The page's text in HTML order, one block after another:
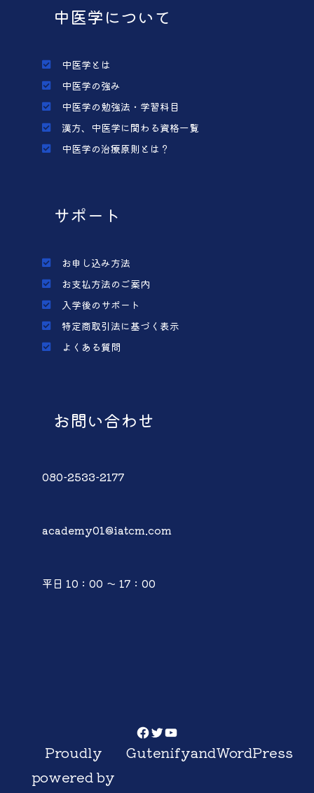
中医学について
中医学とは
中医学の強み
中医学の勉強法・学習科目
漢方、中医学に関わる資格一覧
中医学の治療原則とは？
サポート
お申し込み方法
お支払方法のご案内
入学後のサポート
特定商取引法に基づく表示
よくある質問
お問い合わせ
080-2533-2177
academy01@iatcm.com
平日 10：00 ～ 17：00
Facebook
Twitter
YouTube
Proudly
powered by
GutenifyandWordPress